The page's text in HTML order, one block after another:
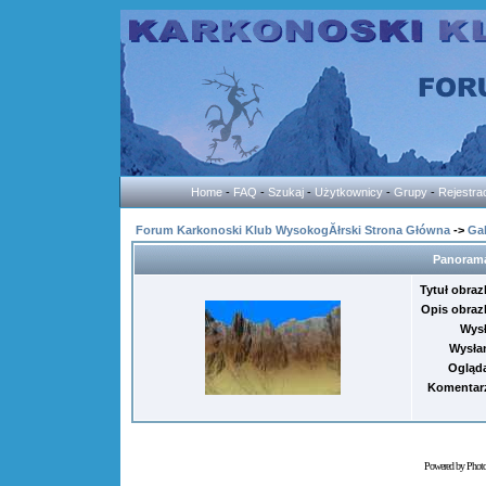
Home-FAQ-Szukaj-Użytkownicy-Grupy-
Forum Karkonoski Klub WysokogĂłrski Strona Główna ->
Tytuł
Opis
Powered by